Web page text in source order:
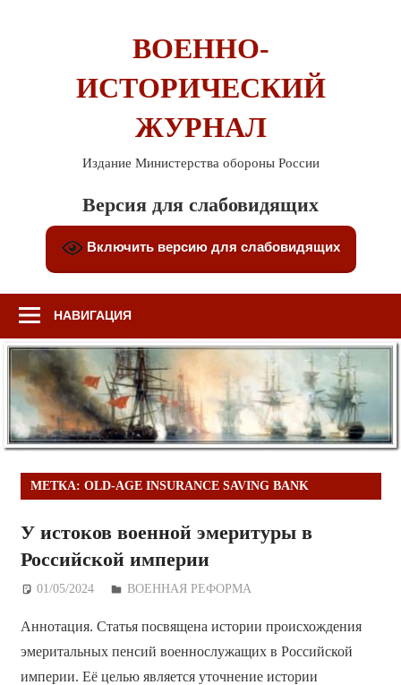
ВОЕННО-
ИСТОРИЧЕСКИЙ
ЖУРНАЛ
Издание Министерства обороны России
Версия для слабовидящих
Включить версию для слабовидящих
НАВИГАЦИЯ
МЕТКА: OLD-AGE INSURANCE SAVING BANK
У истоков военной эмеритуры в
Российской империи
01/05/2024 Дежурный по Редакции
ВОЕННАЯ РЕФОРМА
Аннотация. Статья посвящена истории происхождения
эмеритальных пенсий военнослужащих в Российской
империи. Её целью является уточнение истории